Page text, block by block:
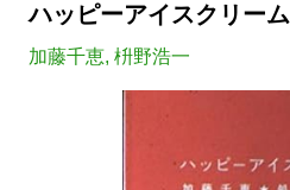
ハッピーアイスクリーム
加藤千恵, 枡野浩一